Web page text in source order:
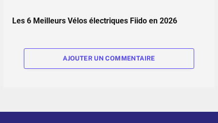
Les 6 Meilleurs Vélos électriques Fiido en 2026
AJOUTER UN COMMENTAIRE